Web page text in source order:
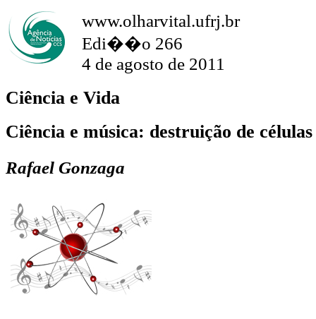
www.olharvital.ufrj.br
Edi��o 266
4 de agosto de 2011
Ciência e Vida
Ciência e música: destruição de
Rafael Gonzaga